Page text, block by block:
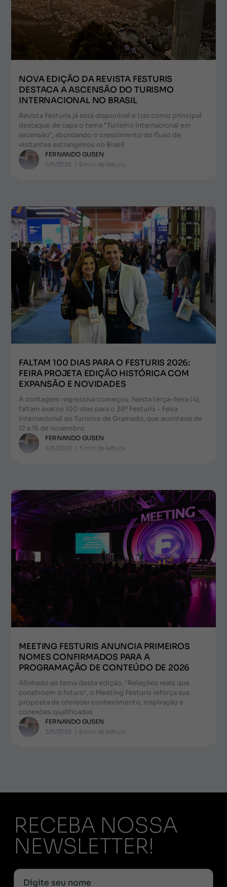
NOVA EDIÇÃO DA REVISTA FESTURIS
DESTACA A ASCENSÃO DO TURISMO
INTERNACIONAL NO BRASIL
Revista Festuris já está disponível e traz como principal
destaque de capa o tema "Turismo internacional em
ascensão", abordando o crescimento do fluxo de
visitantes estrangeiros no Brasil
FERNANDO GUSEN
5/8/2026 | 6 min de leitura
FALTAM 100 DIAS PARA O FESTURIS 2026:
FEIRA PROJETA EDIÇÃO HISTÓRICA COM
EXPANSÃO E NOVIDADES
A contagem regressiva começou. Nesta terça-feira (4),
faltam exatos 100 dias para o 38º Festuris – Feira
Internacional de Turismo de Gramado, que acontece de
12 a 15 de novembro
FERNANDO GUSEN
4/8/2026 | 5min de leitura
MEETING FESTURIS ANUNCIA PRIMEIROS
NOMES CONFIRMADOS PARA A
PROGRAMAÇÃO DE CONTEÚDO DE 2026
Alinhado ao tema desta edição, "Relações reais que
constroem o futuro", o Meeting Festuris reforça sua
proposta de oferecer conhecimento, inspiração e
conexões qualificadas
FERNANDO GUSEN
3/8/2026 | 6 min de leitura
RECEBA NOSSA
NEWSLETTER!